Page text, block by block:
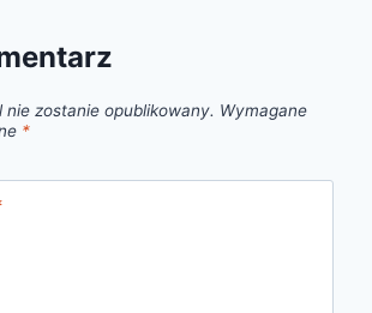
nie zostanie opublikowany. Wymagane
*